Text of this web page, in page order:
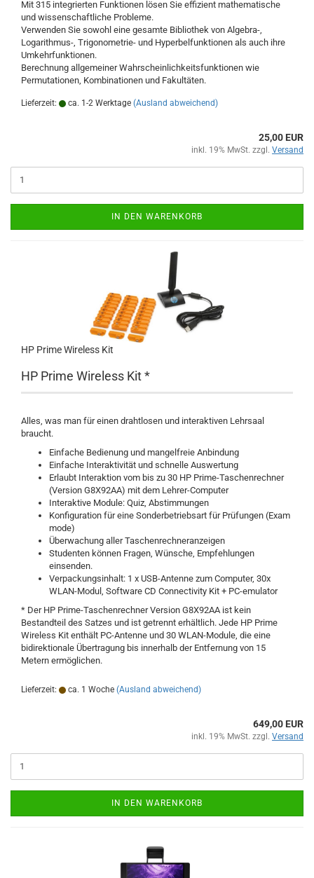
Mit 315 integrierten Funktionen lösen Sie effizient mathematische
und wissenschaftliche Probleme.
Verwenden Sie sowohl eine gesamte Bibliothek von Algebra-,
Logarithmus-, Trigonometrie- und Hyperbelfunktionen als auch ihre
Umkehrfunktionen.
Berechnung allgemeiner Wahrscheinlichkeitsfunktionen wie
Permutationen, Kombinationen und Fakultäten.
Lieferzeit: ca. 1-2 Werktage (Ausland abweichend)
25,00 EUR
inkl. 19% MwSt. zzgl. Versand
IN DEN WARENKORB
HP Prime Wireless Kit
HP Prime Wireless Kit *
Alles, was man für einen drahtlosen und interaktiven Lehrsaal
braucht.
Einfache Bedienung und mangelfreie Anbindung
Einfache Interaktivität und schnelle Auswertung
Erlaubt Interaktion vom bis zu 30 HP Prime-Taschenrechner
(Version G8X92AA) mit dem Lehrer-Computer
Interaktive Module: Quiz, Abstimmungen
Konfiguration für eine Sonderbetriebsart für Prüfungen (Exam
mode)
Überwachung aller Taschenrechneranzeigen
Studenten können Fragen, Wünsche, Empfehlungen
einsenden.
Verpackungsinhalt: 1 x USB-Antenne zum Computer, 30x
WLAN-Modul, Software CD Connectivity Kit + PC-emulator
* Der HP Prime-Taschenrechner Version G8X92AA ist kein
Bestandteil des Satzes und ist getrennt erhältlich. Jede HP Prime
Wireless Kit enthält PC-Antenne und 30 WLAN-Module, die eine
bidirektionale Übertragung bis innerhalb der Entfernung von 15
Metern ermöglichen.
Lieferzeit: ca. 1 Woche (Ausland abweichend)
649,00 EUR
inkl. 19% MwSt. zzgl. Versand
IN DEN WARENKORB